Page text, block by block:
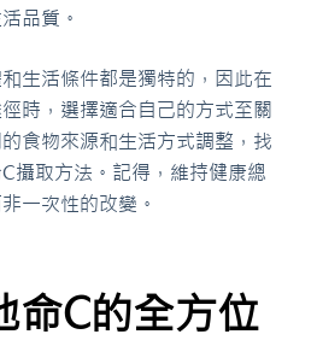
品質。
生活條件都是獨特的，因此在
時，選擇適合自己的方式至關
食物來源和生活方式調整，找
攝取方法。記得，維持健康總
一次性的改變。
命C的全方位